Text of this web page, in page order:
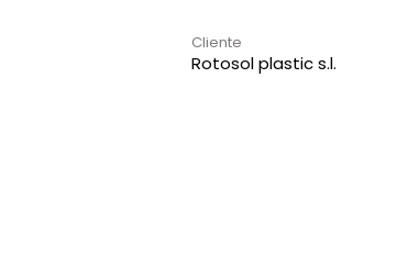
Cliente
Rotosol plastic s.l.